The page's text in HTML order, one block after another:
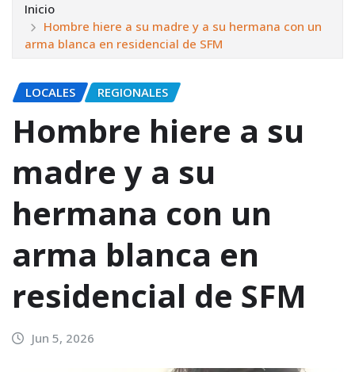
Inicio
Hombre hiere a su madre y a su hermana con un
arma blanca en residencial de SFM
LOCALES REGIONALES
Hombre hiere a su
madre y a su
hermana con un
arma blanca en
residencial de SFM
Jun 5, 2026